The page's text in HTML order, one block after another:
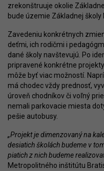
zrekonštruuje okolie
bude územie Základnej
Zavedeniu konkrétnych
deťmi, ich rodičmi i
dané školy navštevujú. Po
pripravené konkrétne
môže byť viac možností.
má chodec vždy prednosť,
úroveň chodníkov či voľný
nemali parkovacie miesta
pešie autobusy.
„Projekt je dimenzovaný na
desiatich školách budeme v
piatich z nich budeme
Metropolitného inštitútu